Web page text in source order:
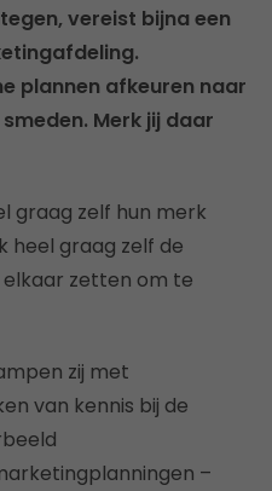
vereist bijna een
plannen afkeuren naar
Merk jij daar
graag zelf hun merk
heel graag zelf de
zetten om te
zij met
van kennis bij de
–